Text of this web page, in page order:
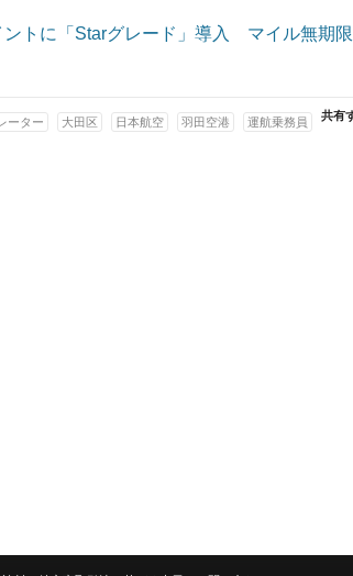
トに「Starグレード」導入 マイル無期
共有
ーター 大田区 日本航空 羽田空港 運航乗務員